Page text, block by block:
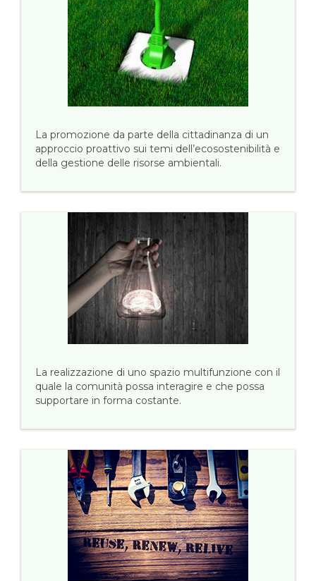
La promozione da parte della cittadinanza di un
approccio proattivo sui temi dell’ecosostenibilità e
della gestione delle risorse ambientali.
La realizzazione di uno spazio multifunzione con il
quale la comunità possa interagire e che possa
supportare in forma costante.